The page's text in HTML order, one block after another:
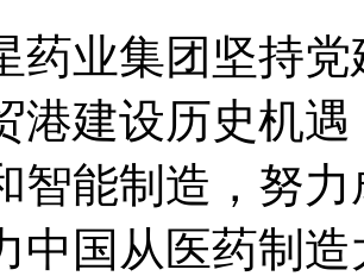
药业集团坚持
港建设历史机
智能制造，努
中国从医药制